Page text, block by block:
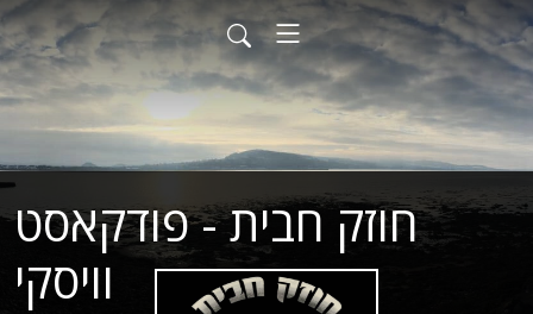
חוזק חבית - פודקאסט
וויסקי